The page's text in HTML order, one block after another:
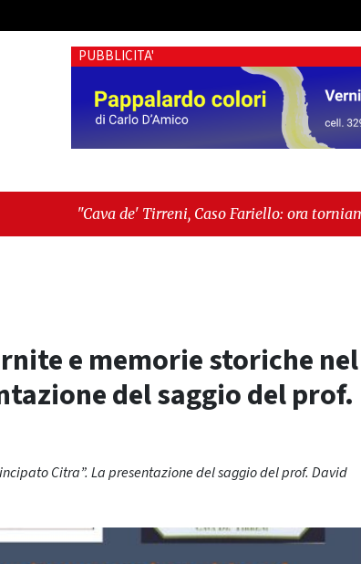
PUBBLICITA'
Tirreni, Caso Fariello: ora torniamo ai problemi veri"
e memorie storiche nel
del saggio del prof.
Citra”. La presentazione del saggio del prof. David